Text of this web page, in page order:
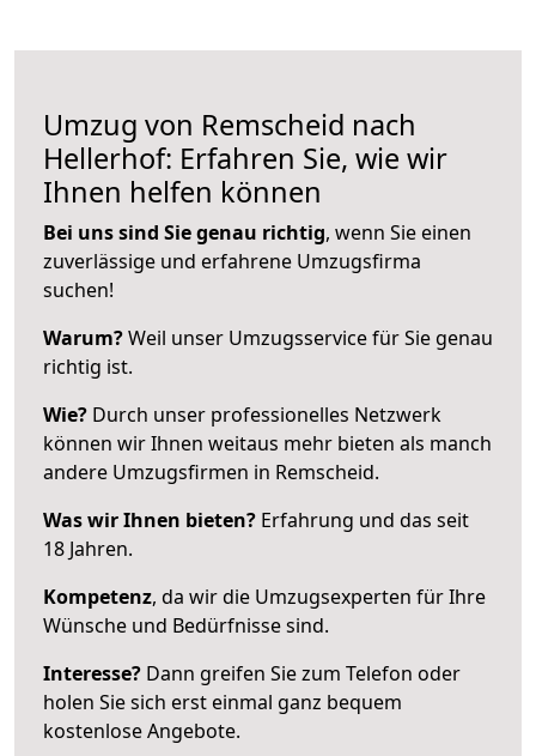
Umzug von Remscheid nach
Hellerhof: Erfahren Sie, wie wir
Ihnen helfen können
Bei uns sind Sie genau richtig, wenn Sie einen
zuverlässige und erfahrene Umzugsfirma
suchen!
Warum?Weil unser Umzugsservice für Sie genau
richtig ist.
Wie? Durch unser professionelles Netzwerk
können wir Ihnen weitaus mehr bieten als manch
andere Umzugsfirmen in Remscheid.
Was wir Ihnen bieten? Erfahrung und das seit
18 Jahren.
Kompetenz, da wir die Umzugsexperten für Ihre
Wünsche und Bedürfnisse sind.
Interesse? Dann greifen Sie zum Telefon oder
holen Sie sich erst einmal ganz bequem
kostenlose Angebote.